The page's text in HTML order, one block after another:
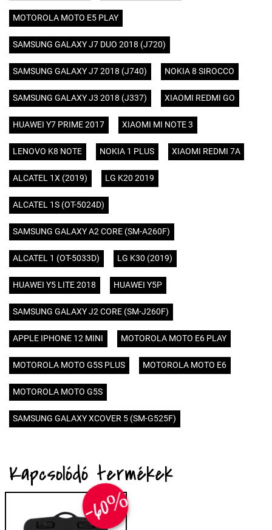
MOTOROLA MOTO E5 PLAY
SAMSUNG GALAXY J7 DUO 2018 (J720)
SAMSUNG GALAXY J7 2018 (J740) NOKIA 8 SIROCCO
SAMSUNG GALAXY J3 2018 (J337) XIAOMI REDMI GO
HUAWEI Y7 PRIME 2017 XIAOMI MI NOTE 3
LENOVO K8 NOTE NOKIA 1 PLUS XIAOMI REDMI 7A
ALCATEL 1X (2019) LG K20 2019
ALCATEL 1S (OT-5024D)
SAMSUNG GALAXY A2 CORE (SM-A260F)
ALCATEL 1 (OT-5033D) LG K30 (2019)
HUAWEI Y5 LITE 2018 HUAWEI Y5P
SAMSUNG GALAXY J2 CORE (SM-J260F)
APPLE IPHONE 12 MINI MOTOROLA MOTO E6 PLAY
MOTOROLA MOTO G5S PLUS MOTOROLA MOTO E6
MOTOROLA MOTO G5S
SAMSUNG GALAXY XCOVER 5 (SM-G525F)
Kapcsolódó termékek
-60%